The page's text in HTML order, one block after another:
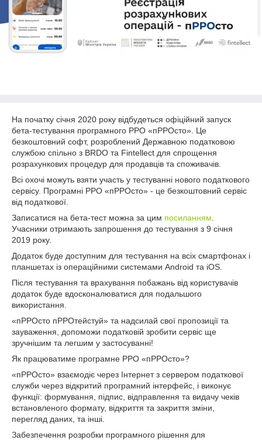
На початку січня 2020 року відбудеться офіційний запуск
бета-тестування програмного РРО «пРРОсто». Це
безкоштовний софт, розроблений Державною податковою
службою спільно з BRDO та Fintellect для спрощення
розрахункових процедур для продавців та споживачів.
Всі охочі можуть взяти участь у тестуванні нового податкового
сервісу. Програмні РРО «пРРОсто» - це безкоштовний сервіс
від податкової.
Записатися на бета-тест можна за цим посиланням
Учасники отримають запрошення до тестування з 9 січня
2019 року.
Додаток буде доступним для тестування на всіх смартфонах і
планшетах із операційними системами Android та iOS.
Після тестування та врахування побажань від користувачів
додаток буде вдосконалюватися для подальшого
використання.
«пРРОсто пРРОтейстуй» та надсилай свої пропозиції та
зауваження, допоможи податковій зробити сервіс ще
зручнішим та легшим у застосуванні!
Як працюватиме програмне РРО «пРРОсто»?
«пРРОсто» взаємодіє через Інтернет з сервером податкової
служби через відкритий програмний інтерфейс, і виконує
функції: формування, підпис, відправлення та видачу чеків
встановленого формату, відкриття та закриття зміни,
перегляд даних, та інші.
Забезпечення розробки програмного рішення для